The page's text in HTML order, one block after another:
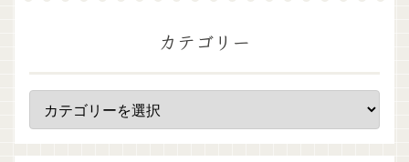
カテゴリー